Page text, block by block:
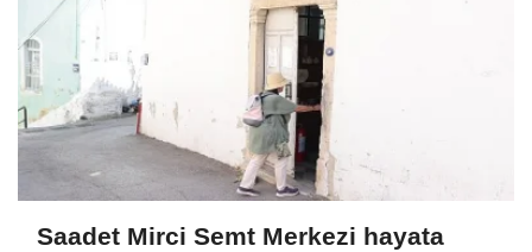
Saadet Mirci Semt Merkezi hayata